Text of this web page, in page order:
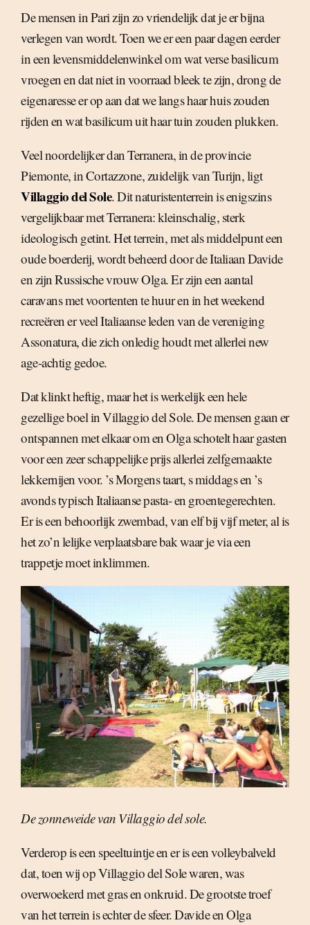
De mensen in Pari zijn zo vriendelijk dat je er bijna
verlegen van wordt. Toen we er een paar dagen eerder
in een levensmiddelenwinkel om wat verse basilicum
vroegen en dat niet in voorraad bleek te zijn, drong de
eigenaresse er op aan dat we langs haar huis zouden
rijden en wat basilicum uit haar tuin zouden plukken.
Veel noordelijker dan Terranera, in de provincie
Piemonte, in Cortazzone, zuidelijk van Turijn, ligt
Villaggio del Sole. Dit naturistenterrein is enigszins
vergelijkbaar met Terranera: kleinschalig, sterk
ideologisch getint. Het terrein, met als middelpunt een
oude boerderij, wordt beheerd door de Italiaan Davide
en zijn Russische vrouw Olga. Er zijn een aantal
caravans met voortenten te huur en in het weekend
recreëren er veel Italiaanse leden van de vereniging
Assonatura, die zich onledig houdt met allerlei new
age-achtig gedoe.
Dat klinkt heftig, maar het is werkelijk een hele
gezellige boel in Villaggio del Sole. De mensen gaan er
ontspannen met elkaar om en Olga schotelt haar gasten
voor een zeer schappelijke prijs allerlei zelfgemaakte
lekkernijen voor. ’s Morgens taart, s middags en ’s
avonds typisch Italiaanse pasta- en groentegerechten.
Er is een behoorlijk zwembad, van elf bij vijf meter, al is
het zo’n lelijke verplaatsbare bak waar je via een
trappetje moet inklimmen.
De zonneweide van Villaggio del sole.
Verderop is een speeltuintje en er is een volleybalveld
dat, toen wij op Villaggio del Sole waren, was
overwoekerd met gras en onkruid. De grootste troef
van het terrein is echter de sfeer. Davide en Olga